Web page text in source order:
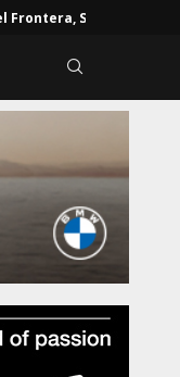
Skoda...